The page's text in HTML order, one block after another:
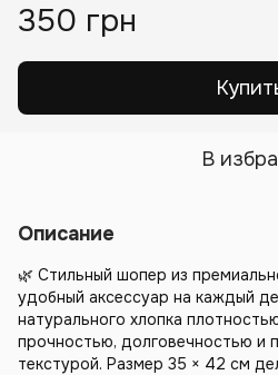
350 грн
В
Описание
🌿 Стильный шопер из
удобный аксессуар на каждый
натурального хлопка
прочностью, долговечностью и
текстурой. Размер 35 × 42 см